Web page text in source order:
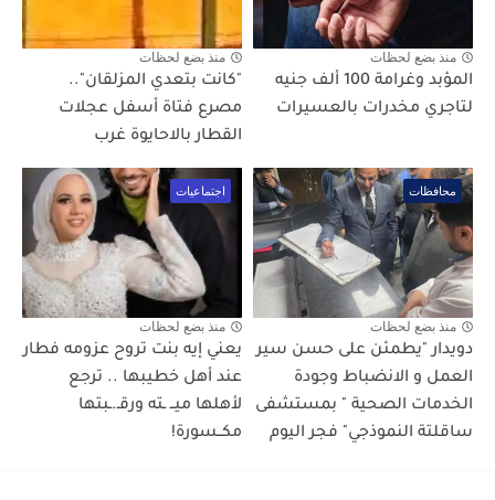
منذ بضع لحظات
المؤبد وغرامة 100 ألف جنيه
لتاجري مخدرات بالعسيرات
منذ بضع لحظات
"كانت بتعدي المزلقان"..
مصرع فتاة أسفل عجلات
القطار بالاحايوة غرب
محافظات
منذ بضع لحظات
دويدار "يطمئن على حسن سير
العمل و الانضباط وجودة
الخدمات الصحية " بمستشفى
ساقلتة النموذجي" فجر اليوم
اجتماعيات
منذ بضع لحظات
يعني إيه بنت تروح عزومه فطار
عند أهل خطيبها .. ترجع
لأهلها ميــ ـته ورقـ.ـبتها
مكــسورة!